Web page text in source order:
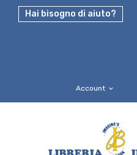
Hai bisogno di aiuto?
Account expand_more